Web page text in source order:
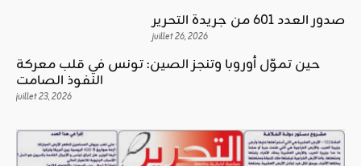
صدور العدد 601 من جريدة التحرير
juillet 26, 2026
حين تموّل أوروبا وتنجز الصين: تونس في قلب معركة
النفوذ الصامت
juillet 23, 2026